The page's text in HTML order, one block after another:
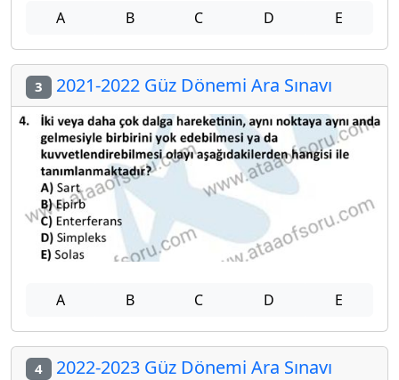
A B C D E
3 2021-2022 Güz Dönemi Ara Sınavı
A B C D E
4 2022-2023 Güz Dönemi Ara Sınavı